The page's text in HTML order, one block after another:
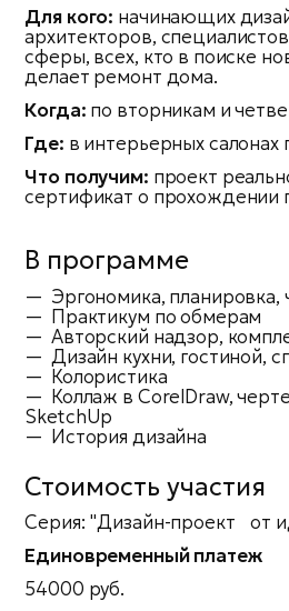
Для кого: начинающих
архитекторов,
сферы, всех, кто в поиске
делает ремонт дома.
Когда: по вторникам и
Где: в интерьерных салонах
Что получим: проект
сертификат о прохождении
В программе
Эргономика, планировка,
Практикум по обмерам
Авторский надзор,
Дизайн кухни, гостиной,
Колористика
Коллаж в CorelDraw,
SketchUp
История дизайна
Стоимость участия
Серия: "Дизайн-проект от
Единовременный платеж
54000 руб.